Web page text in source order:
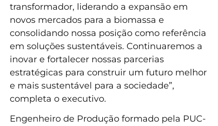
transformador, liderando a expansão em
novos mercados para a biomassa e
consolidando nossa posição como referência
em soluções sustentáveis. Continuaremos a
inovar e fortalecer nossas parcerias
estratégicas para construir um futuro melhor
e mais sustentável para a sociedade”,
completa o executivo.
Engenheiro de Produção formado pela PUC-